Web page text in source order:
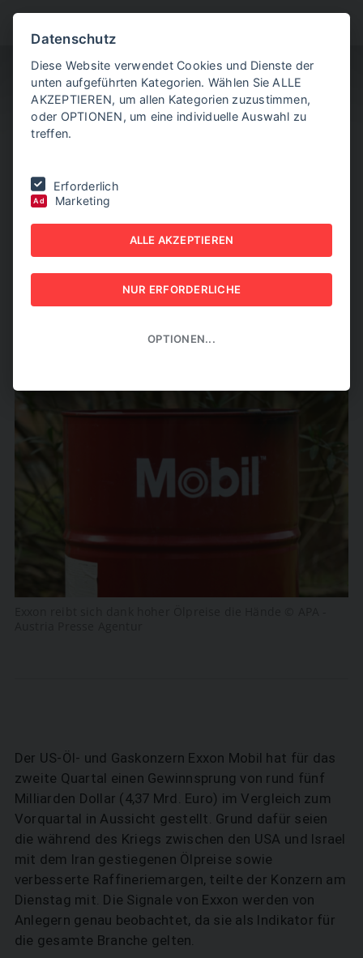
Milliardengewinn dank hoher Ölpreise
EXXON ERWARTET
MILLIARDENGEWINN
DANK HOHER ÖLPREISE
Der US-Öl- und Gaskonzern Exxon Mobil hat für das
zweite Quartal einen Gewinnsprung von rund fünf
Milliarden Dollar (4,37 Mrd. Euro) im Vergleich zum
Vorquartal in Aussicht gestellt. Grund dafür seien
die während des Kriegs zwischen den USA und Israel
mit dem Iran gestiegenen Ölpreise sowie
verbesserte Raffineriemargen, teilte der Konzern am
Dienstag mit. Die Signale von Exxon werden von
Anlegern genau beobachtet, da sie als Indikator für
die gesamte Branche gelten.
Datenschutz
Diese Website verwendet Cookies und Dienste der
unten aufgeführten Kategorien. Wählen Sie ALLE
AKZEPTIEREN, um allen Kategorien zuzustimmen,
oder OPTIONEN, um eine individuelle Auswahl zu
treffen.
Erforderlich
Ad Marketing
ALLE AKZEPTIEREN
NUR ERFORDERLICHE
OPTIONEN...